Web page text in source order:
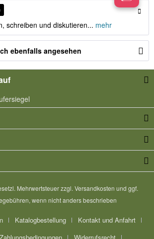
schreiben und diskutieren... mehr
ebenfalls angesehen
Mehrwertsteuer zzgl. Versandkosten und ggf.
wenn nicht anders beschrieben
Katalogbestellung
Kontakt und Anfahrt